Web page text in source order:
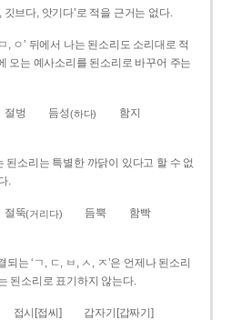
깃브다, 앗기다’로 적을 근거는 없다.
, ㅇ’ 뒤에서 나는 된소리도 소리대로 적
오는 예사소리를 된소리로 바꾸어 주는
절벙 듬성(하다)
함지
된소리는 특별한 까닭이 있다고 할 수 없
.
절뚝(거리다) 듬뿍
함빡
되는 ‘ㄱ, ㄷ, ㅂ, ㅅ, ㅈ’은 언제나 된소리
된소리로 표기하지 않는다.
접시[접씨] 갑자기[갑짜기]